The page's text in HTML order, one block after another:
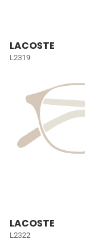
LACOSTE
L2319
LACOSTE
L2322